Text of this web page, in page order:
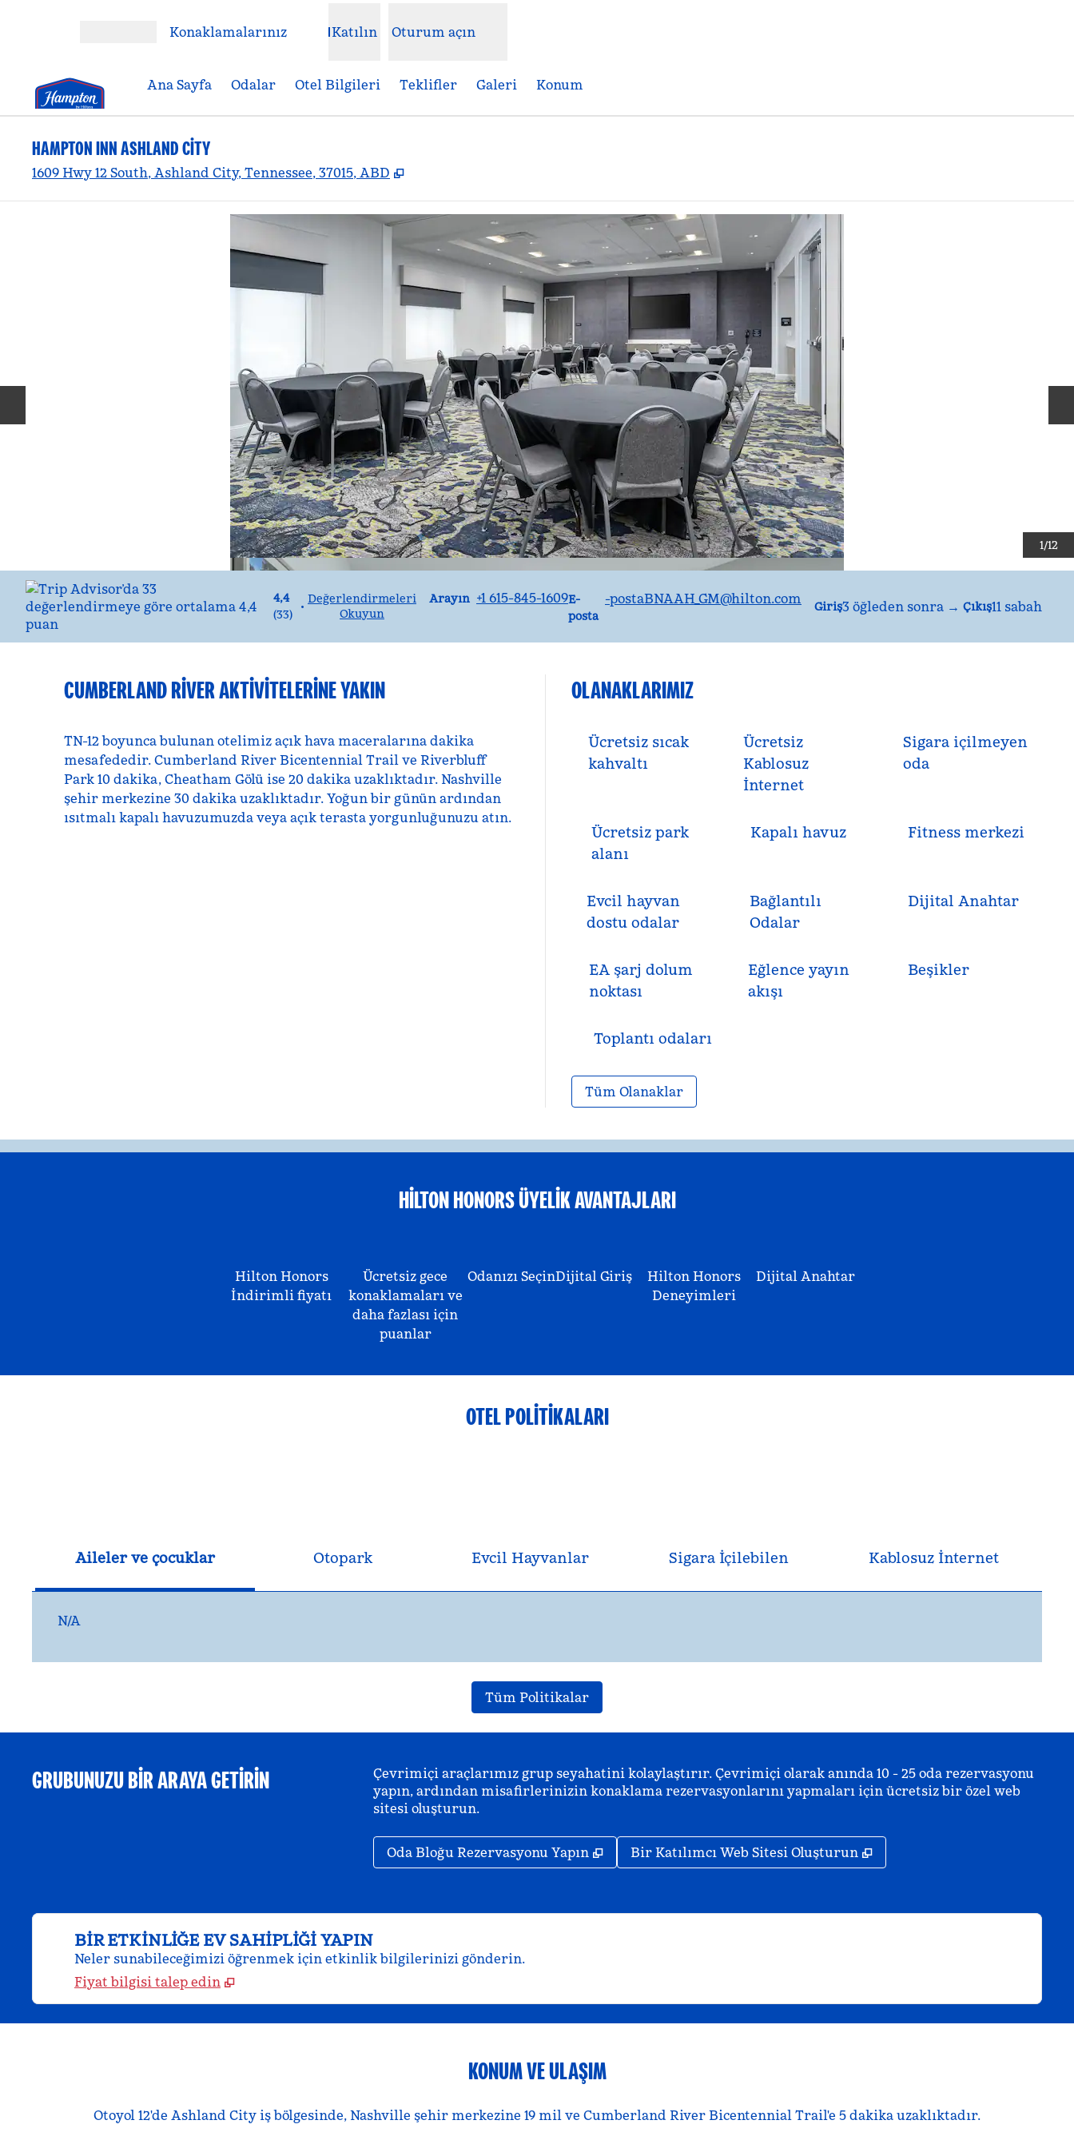
Konaklamalarınız Katılın Oturum açın
Ana Sayfa Odalar Otel Bilgileri Teklifler Galeri Konum
HAMPTON INN ASHLAND CITY
1609 Hwy 12 South, Ashland City, Tennessee, 37015, ABD ,
1/12
4,4
(33)
•
Değerlendirmeleri
Okuyun
Arayın
Arayın +1 615-845-1609E-
posta
E -postaBNAAH_GM@hilton.com Giriş3 öğleden sonra → Çıkış11 sabah
CUMBERLAND RIVER AKTIVITELERINE YAKIN
TN-12 boyunca bulunan otelimiz açık hava maceralarına dakika
mesafededir. Cumberland River Bicentennial Trail ve Riverbluff
Park 10 dakika, Cheatham Gölü ise 20 dakika uzaklıktadır. Nashville
şehir merkezine 30 dakika uzaklıktadır. Yoğun bir günün ardından
ısıtmalı kapalı havuzumuzda veya açık terasta yorgunluğunuzu atın.
OLANAKLARIMIZ
Ücretsiz sıcak
kahvaltı
Ücretsiz
Kablosuz
İnternet
Sigara içilmeyen
oda
Ücretsiz park
alanı
Kapalı havuz Fitness merkezi
Evcil hayvan
dostu odalar
Bağlantılı
Odalar
Dijital Anahtar
EA şarj dolum
noktası
Eğlence yayın
akışı
Beşikler
Toplantı odaları
Tüm Olanaklar
HILTON HONORS ÜYELIK AVANTAJLARI
Hilton Honors
İndirimli fiyatı
Ücretsiz gece
konaklamaları ve
daha fazlası için
puanlar
Odanızı SeçinDijital Giriş
Hilton Honors
Deneyimleri
Dijital Anahtar
OTEL POLITIKALARI
Aileler ve çocuklar Otopark Evcil Hayvanlar Sigara İçilebilen Kablosuz İnternet
N/A
Tüm Politikalar
GRUBUNUZU BIR ARAYA GETIRIN
Çevrimiçi araçlarımız grup seyahatini kolaylaştırır. Çevrimiçi olarak anında 10 - 25 oda rezervasyonu
yapın, ardından misafirlerinizin konaklama rezervasyonlarını yapmaları için ücretsiz bir özel web
sitesi oluşturun.
Oda Bloğu Rezervasyonu Yapın , Yeni sekme açar
Bir Katılımcı Web Sitesi Oluşturun ,
BIR ETKINLIĞE EV SAHIPLIĞI YAPIN
Neler sunabileceğimizi öğrenmek için etkinlik bilgilerinizi gönderin.
Fiyat bilgisi talep edin
KONUM VE ULAŞIM
Otoyol 12'de Ashland City iş bölgesinde, Nashville şehir merkezine 19 mil ve Cumberland River Bicentennial Trail'e 5 dakika uzaklıktadır.